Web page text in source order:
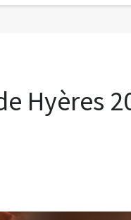
Hyères